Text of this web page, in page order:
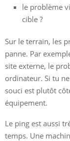
le problème
cible ?
Sur le terrain, les
panne. Par
site externe, le
ordinateur. Si tu
souci est plutôt
équipement.
Le ping est aussi
temps. Une